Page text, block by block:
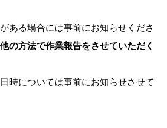
ある場合には事前にお知らせくださ
の方法で作業報告をさせていただく
時については事前にお知らせさせて